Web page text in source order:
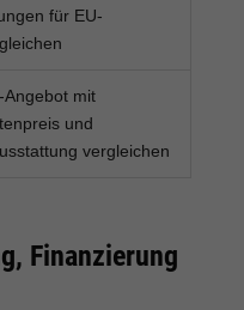
für EU-
Angebot mit
und
vergleichen
Finanzierung